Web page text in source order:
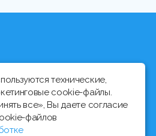
технические,
cookie-файлы.
все», Вы даете согласие
файлов